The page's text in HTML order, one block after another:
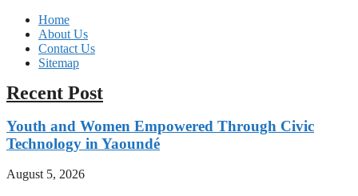
Home
About Us
Contact Us
Sitemap
Recent Post
Youth and Women Empowered Through Civic
Technology in Yaoundé
August 5, 2026